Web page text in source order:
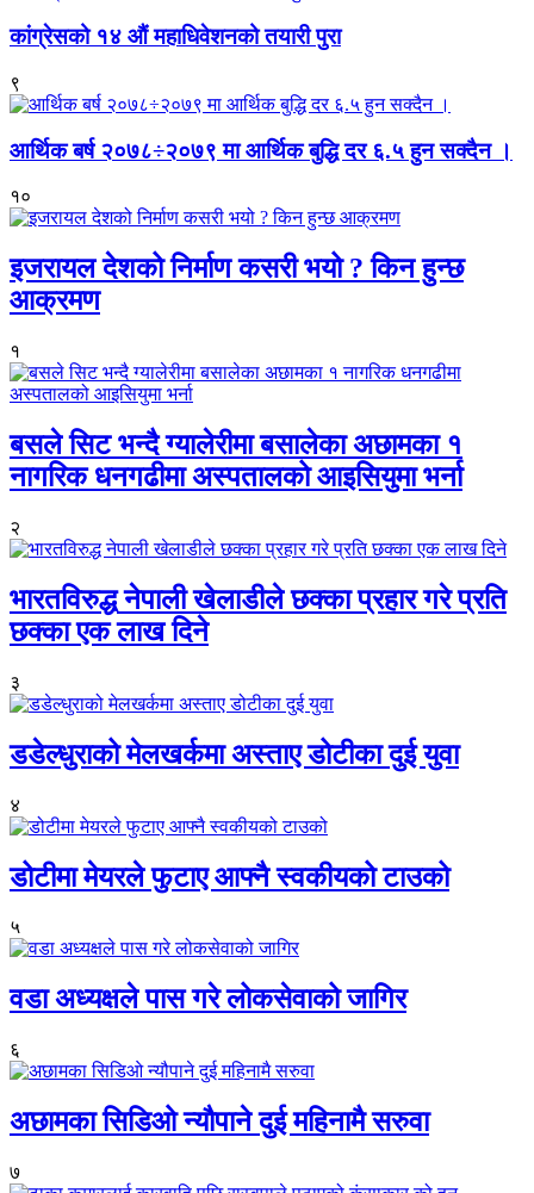
कांग्रेसको १४ औं महाधिवेशनको तयारी पुरा
९
आर्थिक बर्ष २०७८÷२०७९ मा आर्थिक बुद्धि दर ६.५ हुन सक्दैन ।
१०
इजरायल देशको निर्माण कसरी भयो ? किन हुन्छ
आक्रमण
१
बसले सिट भन्दै ग्यालेरीमा बसालेका अछामका १
नागरिक धनगढीमा अस्पतालको आइसियुमा भर्ना
२
भारतविरुद्ध नेपाली खेलाडीले छक्का प्रहार गरे प्रति
छक्का एक लाख दिने
३
डडेल्धुराको मेलखर्कमा अस्ताए डोटीका दुई युवा
४
डोटीमा मेयरले फुटाए आफ्नै स्वकीयको टाउको
५
वडा अध्यक्षले पास गरे लोकसेवाको जागिर
६
अछामका सिडिओ न्यौपाने दुई महिनामै सरुवा
७